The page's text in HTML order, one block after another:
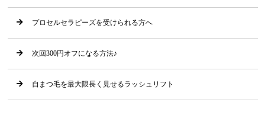
プロセルセラピーズを受けられる方へ
次回300円オフになる方法♪
自まつ毛を最大限長く見せるラッシュリフト